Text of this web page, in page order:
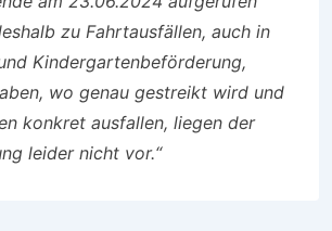
zu Fahrtausfällen, auch in
Kindergartenbeförderung,
wo genau gestreikt wird und
konkret ausfallen, liegen der
leider nicht vor.“